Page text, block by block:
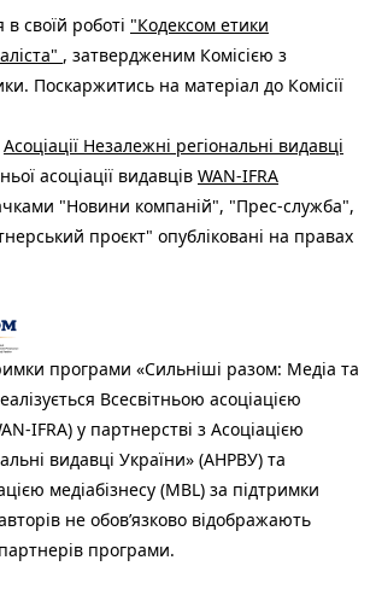
в своїй роботі "Кодексом етики
, затвердженим Комісією з
Поскаржитись на матеріал до Комісії
Асоціації Незалежні регіональні видавці
асоціації видавців WAN-IFRA
"Новини компаній", "Прес-служба",
проєкт" опубліковані на правах
програми «Сильніші разом: Медіа та
Всесвітньою асоціацією
IFRA) у партнерстві з Асоціацією
видавці України» (АНРВУ) та
медіабізнесу (MBL) за підтримки
не обов’язково відображають
програми.